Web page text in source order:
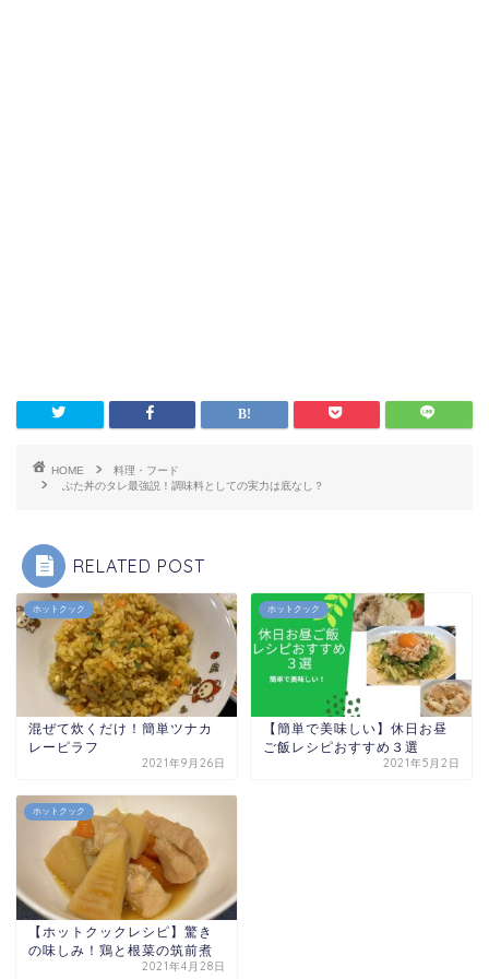
HOME
料理・フード
ぶた丼のタレ最強説！調味料としての実力は底なし？
RELATED POST
ホットクック
混ぜて炊くだけ！簡単ツナカ
レーピラフ
2021年9月26日
ホットクック
【簡単で美味しい】休日お昼
ご飯レシピおすすめ３選
2021年5月2日
ホットクック
【ホットクックレシピ】驚き
の味しみ！鶏と根菜の筑前煮
2021年4月28日